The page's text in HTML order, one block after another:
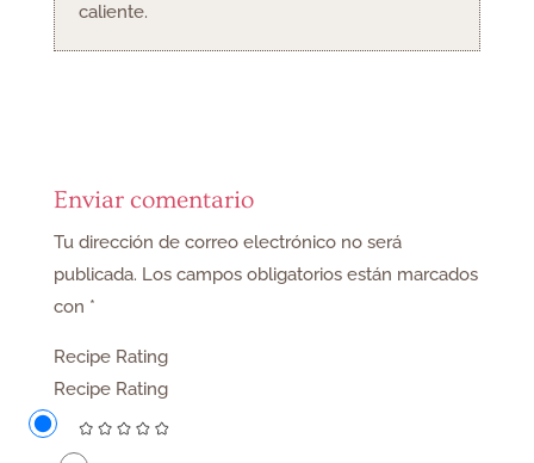
caliente.
Enviar comentario
Tu dirección de correo electrónico no será
publicada. Los campos obligatorios están marcados
con *
Recipe Rating
Recipe Rating